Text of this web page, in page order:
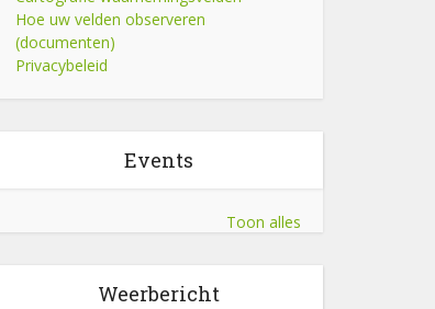
Hoe uw velden observeren
(documenten)
Privacybeleid
Events
Toon alles
Weerbericht